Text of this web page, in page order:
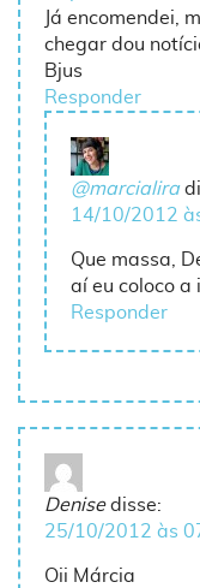
Já encomendei,
chegar dou
Bjus
Responder
@marcialira
14/10/2012
Que massa,
aí eu coloco a
Responder
Denise disse:
25/10/2012 às
Oii Márcia